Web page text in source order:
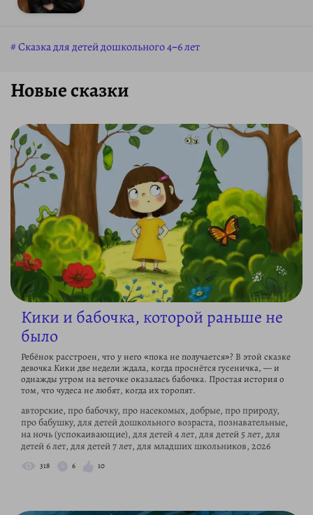
Сказка для детей дошкольного 4–6 лет
Новые сказки
Кики и бабочка, которой раньше не
было
Ребёнок расстроен, что у него «пока не получается»? В этой сказке
девочка Кики две недели ждала, когда проснётся гусеничка, — и
однажды утром на веточке оказалась бабочка. Простая история о
том, что чудеса не любят, когда их торопят.
авторские, про бабочку, про насекомых, добрые, про природу,
про бабушку, для детей дошкольного возраста, познавательные,
на ночь (успокаивающие), для детей 4 лет, для детей 5 лет, для
детей 6 лет, для детей 7 лет, для младших школьников, 2026
318 6 10